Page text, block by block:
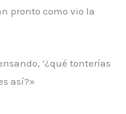
pronto como vio la
‘¿qué tonterías
así?»